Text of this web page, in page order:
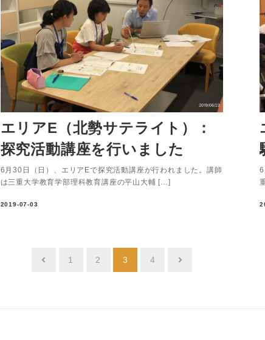
エリアE（北勢サテライト）：
探究活動講座を行いました
6月30日（日）、エリアEで探究活動講座が行われました。講師
は三重大学教育学部理科教育講座の平山大輔 […]
2019-07-03
1 2 3 4